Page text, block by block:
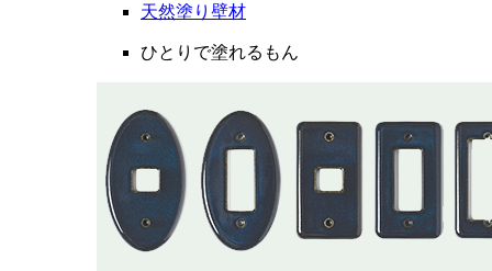
天然塗り壁材
ひとりで塗れるもん